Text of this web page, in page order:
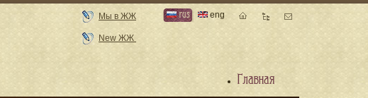
Мы в ЖЖ
New ЖЖ
rus eng
Главная